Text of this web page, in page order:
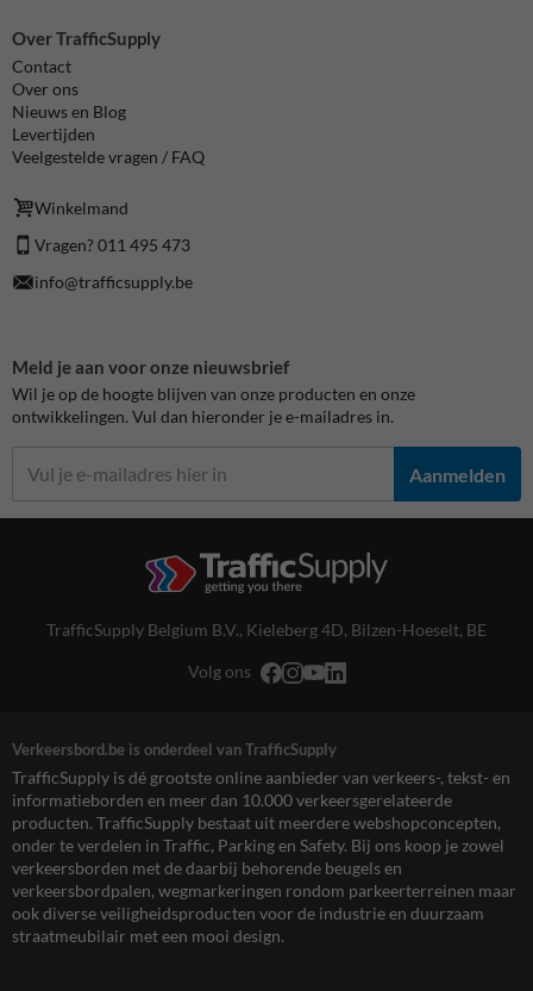
Over TrafficSupply
Contact
Over ons
Nieuws en Blog
Levertijden
Veelgestelde vragen / FAQ
Winkelmand
Vragen? 011 495 473
info@trafficsupply.be
Meld je aan voor onze nieuwsbrief
Wil je op de hoogte blijven van onze producten en onze
ontwikkelingen. Vul dan hieronder je e-mailadres in.
Aanmelden
TrafficSupply Belgium B.V., Kieleberg 4D, Bilzen-Hoeselt, BE
Volg ons
Verkeersbord.be is onderdeel van TrafficSupply
TrafficSupply is dé grootste online aanbieder van verkeers-, tekst- en
informatieborden en meer dan 10.000 verkeersgerelateerde
producten. TrafficSupply bestaat uit meerdere webshopconcepten,
onder te verdelen in Traffic, Parking en Safety. Bij ons koop je zowel
verkeersborden met de daarbij behorende beugels en
verkeersbordpalen, wegmarkeringen rondom parkeerterreinen maar
ook diverse veiligheidsproducten voor de industrie en duurzaam
straatmeubilair met een mooi design.